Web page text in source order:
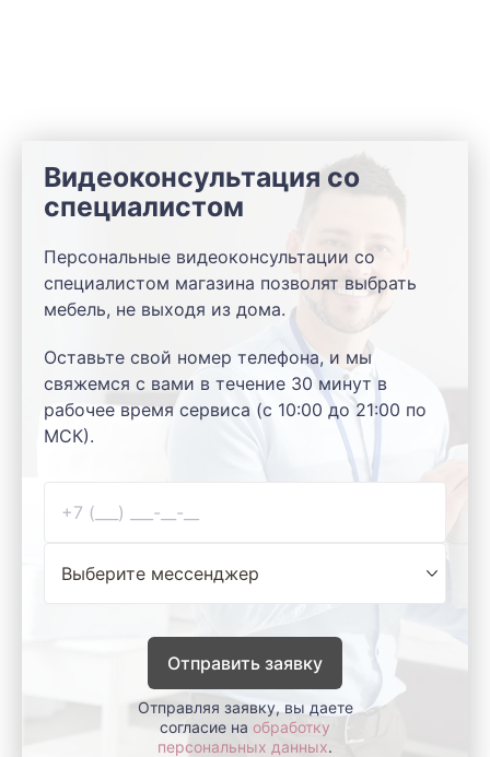
Видеоконсультация со
специалистом
Персональные видеоконсультации со
специалистом магазина позволят выбрать
мебель, не выходя из дома.
Оставьте свой номер телефона, и мы
свяжемся с вами в течение 30 минут в
рабочее время сервиса (с 10:00 до 21:00 по
МСК).
Отправить заявку
Отправляя заявку, вы даете
согласие на обработку
персональных данных.